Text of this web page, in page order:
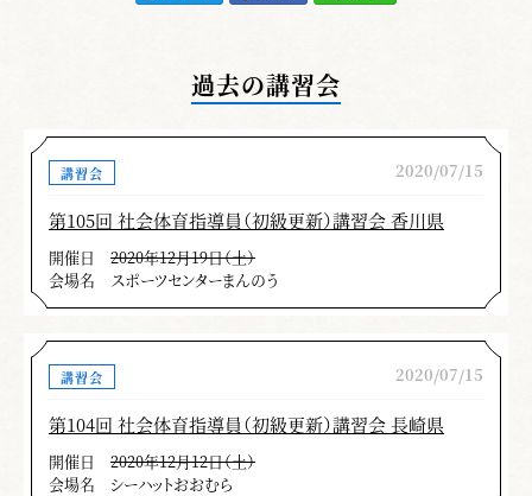
過去の講習会
講習会 2020/07/15
第105回 社会体育指導員（初級更新）講習会 香川県
開催日
2020年12月19日（土）
会場名
スポーツセンターまんのう
講習会 2020/07/15
第104回 社会体育指導員（初級更新）講習会 長崎県
開催日
2020年12月12日（土）
会場名
シーハットおおむら